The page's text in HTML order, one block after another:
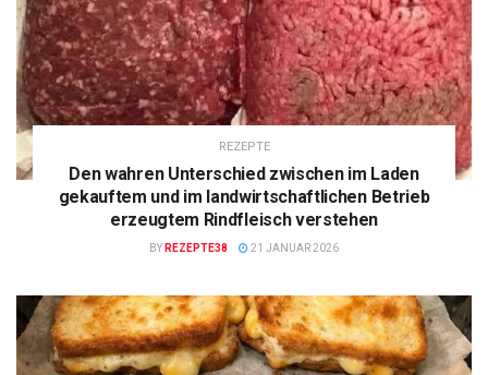
REZEPTE
Den wahren Unterschied zwischen im Laden
gekauftem und im landwirtschaftlichen Betrieb
erzeugtem Rindfleisch verstehen
BY REZEPTE38 21 JANUAR 2026